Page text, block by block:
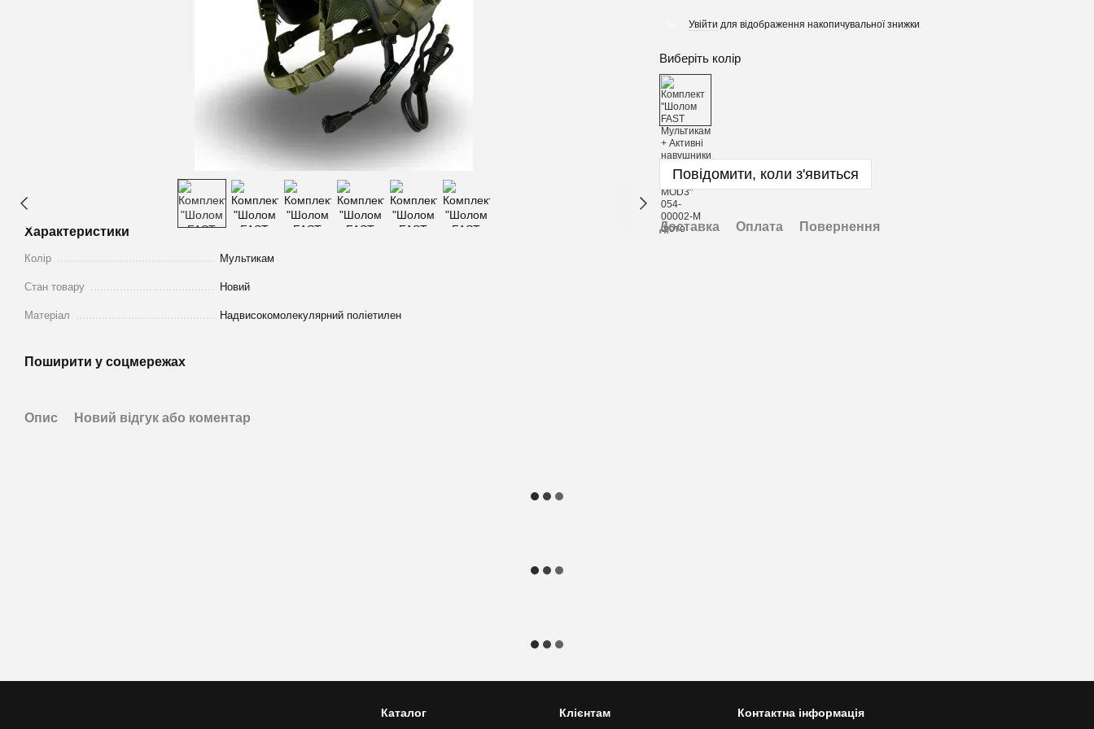
Характеристики
Колір Мультикам
Стан товару Новий
Матеріал Надвисокомолекулярний поліетилен
Поширити у соцмережах
Увійти для відображення накопичувальної знижки
Виберіть колір
Повідомити, коли з'явиться
Доставка Оплата Повернення
Опис Новий відгук або коментар
Каталог Клієнтам Контактна інформація